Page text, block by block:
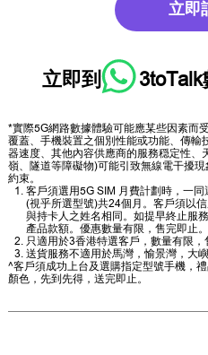
立即
立即到
*實際5G網路數據體驗可能應某些因素而
覆蓋、手機裝置之個別性能或功能、傳輸
器速度、其他內容供應商的服務穏定性、
嶺、隧道等障礙物)可能引致無線電干擾現
約束。
客戶須選用5G SIM 月費計劃時，一
(視乎所選型號)共24個月。客戶須以
與持卡人之姓名相同。如提早終止服
產品款額。優惠數量有限，售完即止。
只適用於3香港特選客戶，數量有限，
送貨服務不適用於馬灣，愉景灣，大
^客戶須成功上台及選購指定型號手機，
顏色，先到先得，送完即止。